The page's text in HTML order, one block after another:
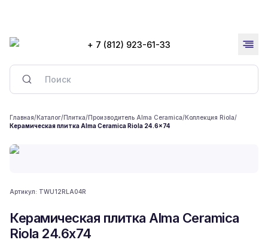
+ 7 (812) 923-61-33
Главная/Каталог/Плитка/Производитель Alma Ceramica/Коллекция Riola/
Керамическая плитка Alma Ceramica Riola 24.6x74
Артикул: TWU12RLA04R
Керамическая плитка Alma Ceramica
Riola 24.6x74